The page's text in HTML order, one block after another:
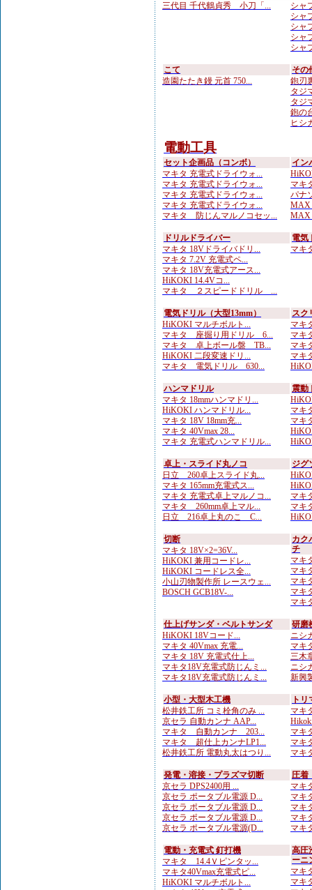
三代目 千代鶴貞秀 小刀「...
シャ
シャ
シャ
シャ
シャ
こて
造園たたき鏝 元首 750...
その
鉋刃
タジ
タジ
鉋の
ヒシ
電動工具
セット企画品（コンボ）
マキタ 充電式ドライウォ...
マキタ 充電式ドライウォ...
マキタ 充電式ドライウォ...
マキタ 充電式ドライウォ...
マキタ 防じんマルノコセッ...
イン
マキ
パナ
MAX
MAX
ドリルドライバー
マキタ 18Vドライバドリ...
マキタ 7.2V 充電式ペ...
マキタ 18V充電式アース...
HiKOKI 14.4Vコ...
マキタ ２スピードドリル ...
電気
マキ
電気ドリル（大型13mm）
HiKOKI マルチボルト...
マキタ 座掘り用ドリル 6...
マキタ 卓上ボール盤 TB...
HiKOKI 二段変速ドリ...
マキタ 電気ドリル 630...
スク
マキ
マキ
マキ
マキ
ハンマドリル
マキタ 18mmハンマドリ...
HiKOKI ハンマドリル...
マキタ 18V 18mm充...
マキタ 40Vmax 28...
マキタ 充電式ハンマドリル...
震動
マキ
マキ
卓上・スライド丸ノコ
日立 260卓上スライド丸...
マキタ 165mm充電式ス...
マキタ 充電式卓上マルノコ...
マキタ 260mm卓上マル...
日立 216卓上丸のこ C...
ジグ
マキ
マキ
切断
マキタ 18V×2=36V...
HiKOKI 兼用コードレ...
HiKOKI コードレス全...
小山刃物製作所 レースウェ...
BOSCH GCB18V-...
カク
チ
マキ
マキ
マキ
マキ
マキ
仕上げサンダ・ベルトサンダ
HiKOKI 18Vコード...
マキタ 40Vmax 充電...
マキタ 18V 充電式仕上...
マキタ18V充電式防じんミ...
マキタ18V充電式防じんミ...
研磨
ニシ
マキ
三木
ニシ
新興
小型・大型木工機
松井鉄工所 コミ栓角のみ ...
京セラ 自動カンナ AAP...
マキタ 自動カンナ 203...
マキタ 超仕上カンナLP1...
松井鉄工所 電動丸太はつり...
ト
マキ
マキ
マキ
マキ
発電・溶接・プラズマ切断
京セラ DPS2400用 ...
京セラ ポータブル電源 D...
京セラ ポータブル電源 D...
京セラ ポータブル電源 D...
京セラ ポータブル電源(D...
圧着
マキ
マキ
マキ
マキ
マキ
電動・充電式 釘打機
マキタ 14.4Ｖピンタッ...
マキタ40Vmax充電式ピ...
HiKOKI マルチボルト...
高圧
ーニ
マキ
マキ